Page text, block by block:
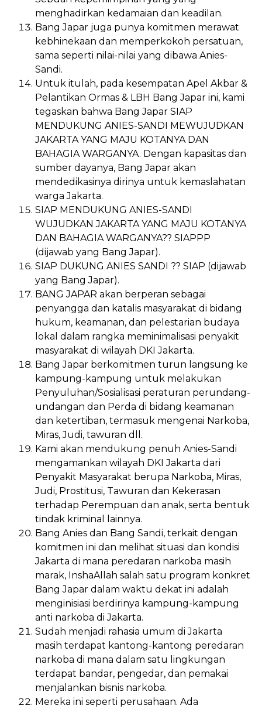
menghadirkan kedamaian dan keadilan.
Bang Japar juga punya komitmen merawat
kebhinekaan dan memperkokoh persatuan,
sama seperti nilai-nilai yang dibawa Anies-
Sandi.
Untuk itulah, pada kesempatan Apel Akbar &
Pelantikan Ormas & LBH Bang Japar ini, kami
tegaskan bahwa Bang Japar SIAP
MENDUKUNG ANIES-SANDI MEWUJUDKAN
JAKARTA YANG MAJU KOTANYA DAN
BAHAGIA WARGANYA. Dengan kapasitas dan
sumber dayanya, Bang Japar akan
mendedikasinya dirinya untuk kemaslahatan
warga Jakarta.
SIAP MENDUKUNG ANIES-SANDI
WUJUDKAN JAKARTA YANG MAJU KOTANYA
DAN BAHAGIA WARGANYA?? SIAPPP
(dijawab yang Bang Japar).
SIAP DUKUNG ANIES SANDI ?? SIAP (dijawab
yang Bang Japar).
BANG JAPAR akan berperan sebagai
penyangga dan katalis masyarakat di bidang
hukum, keamanan, dan pelestarian budaya
lokal dalam rangka meminimalisasi penyakit
masyarakat di wilayah DKI Jakarta.
Bang Japar berkomitmen turun langsung ke
kampung-kampung untuk melakukan
Penyuluhan/Sosialisasi peraturan perundang-
undangan dan Perda di bidang keamanan
dan ketertiban, termasuk mengenai Narkoba,
Miras, Judi, tawuran dll.
Kami akan mendukung penuh Anies-Sandi
mengamankan wilayah DKI Jakarta dari
Penyakit Masyarakat berupa Narkoba, Miras,
Judi, Prostitusi, Tawuran dan Kekerasan
terhadap Perempuan dan anak, serta bentuk
tindak kriminal lainnya.
Bang Anies dan Bang Sandi, terkait dengan
komitmen ini dan melihat situasi dan kondisi
Jakarta di mana peredaran narkoba masih
marak, InshaAllah salah satu program konkret
Bang Japar dalam waktu dekat ini adalah
menginisiasi berdirinya kampung-kampung
anti narkoba di Jakarta.
Sudah menjadi rahasia umum di Jakarta
masih terdapat kantong-kantong peredaran
narkoba di mana dalam satu lingkungan
terdapat bandar, pengedar, dan pemakai
menjalankan bisnis narkoba.
Mereka ini seperti perusahaan. Ada